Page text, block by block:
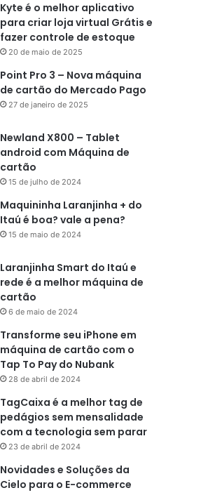
Kyte é o melhor aplicativo
para criar loja virtual Grátis e
fazer controle de estoque
20 de maio de 2025
Point Pro 3 – Nova máquina
de cartão do Mercado Pago
27 de janeiro de 2025
Newland X800 – Tablet
android com Máquina de
cartão
15 de julho de 2024
Maquininha Laranjinha + do
Itaú é boa? vale a pena?
15 de maio de 2024
Laranjinha Smart do Itaú e
rede é a melhor máquina de
cartão
6 de maio de 2024
Transforme seu iPhone em
máquina de cartão com o
Tap To Pay do Nubank
28 de abril de 2024
TagCaixa é a melhor tag de
pedágios sem mensalidade
com a tecnologia sem parar
23 de abril de 2024
Novidades e Soluções da
Cielo para o E-commerce